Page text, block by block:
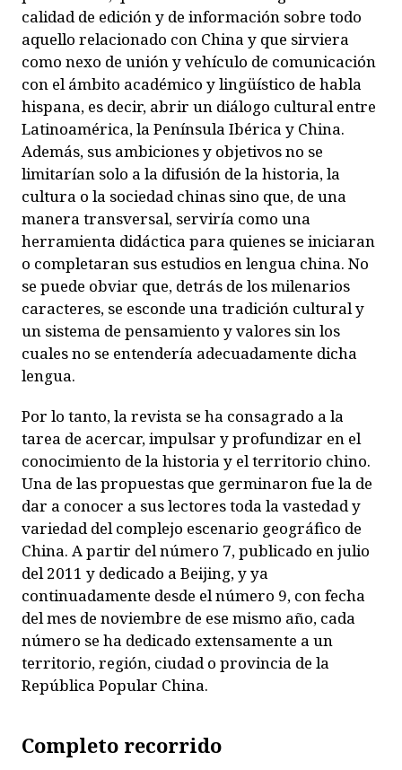
calidad de edición y de información sobre todo
aquello relacionado con China y que sirviera
como nexo de unión y vehículo de comunicación
con el ámbito académico y lingüístico de habla
hispana, es decir, abrir un diálogo cultural entre
Latinoamérica, la Península Ibérica y China.
Además, sus ambiciones y objetivos no se
limitarían solo a la difusión de la historia, la
cultura o la sociedad chinas sino que, de una
manera transversal, serviría como una
herramienta didáctica para quienes se iniciaran
o completaran sus estudios en lengua china. No
se puede obviar que, detrás de los milenarios
caracteres, se esconde una tradición cultural y
un sistema de pensamiento y valores sin los
cuales no se entendería adecuadamente dicha
lengua.
Por lo tanto, la revista se ha consagrado a la
tarea de acercar, impulsar y profundizar en el
conocimiento de la historia y el territorio chino.
Una de las propuestas que germinaron fue la de
dar a conocer a sus lectores toda la vastedad y
variedad del complejo escenario geográfico de
China. A partir del número 7, publicado en julio
del 2011 y dedicado a Beijing, y ya
continuadamente desde el número 9, con fecha
del mes de noviembre de ese mismo año, cada
número se ha dedicado extensamente a un
territorio, región, ciudad o provincia de la
República Popular China.
Completo recorrido